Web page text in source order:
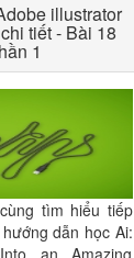
illustrator
tiết - Bài 18
1
tìm hiểu tiếp
dẫn học Ai:
an Amazing